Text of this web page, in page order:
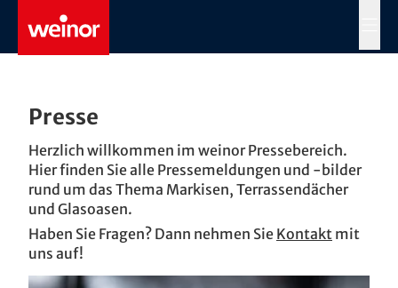
Skip to main content
Presse
Herzlich willkommen im weinor Pressebereich.
Hier finden Sie alle Pressemeldungen und -bilder
rund um das Thema Markisen, Terrassendächer
und Glasoasen.
Haben Sie Fragen? Dann nehmen Sie Kontakt mit
uns auf!